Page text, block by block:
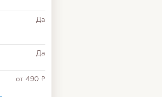
Да
Да
от 490 ₽